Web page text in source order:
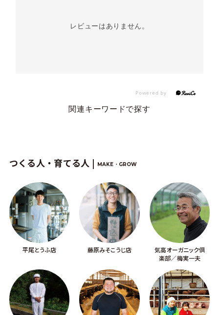
レビューはありません。
関連キーワードで探す
つくる人・育てる人 | MAKE・GROW
平尾とうふ店 藤原みそこうじ店
気高オーガニック倶
楽部／梅実一夫